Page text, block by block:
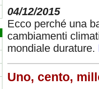
04/12/2015
Ecco perché una
cambiamenti
mondiale durature.
Uno, cento,